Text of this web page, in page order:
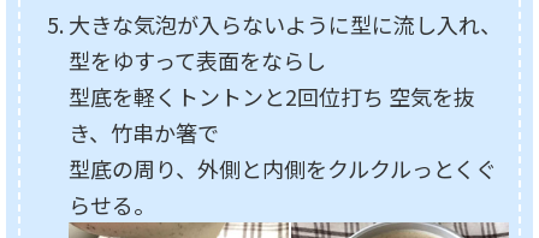
大きな気泡が入らないように型に流し入れ、
型をゆすって表面をならし
型底を軽くトントンと2回位打ち 空気を抜
き、竹串か箸で
型底の周り、外側と内側をクルクルっとくぐ
らせる。